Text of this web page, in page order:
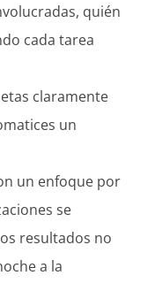
quién
cada tarea
claramente
un
un enfoque por
se
resultados no
a la